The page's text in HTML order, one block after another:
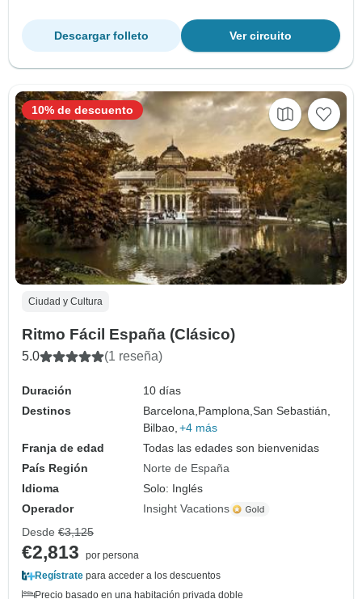
Ver circuito
Descargar folleto
Ciudad y Cultura
Ritmo Fácil España (Clásico)
5.0 (1 reseña)
Duración
10 días
Destinos
Barcelona, Pamplona,San Sebastián,
Bilbao, +4 más
Franja de edad
Todas las edades son bienvenidas
País Región
Norte de España
Idioma
Solo: Inglés
Operador
Insight Vacations
10% de descuento
Desde €3,125
€2,813
por persona
Regístrate para acceder a los descuentos
Precio basado en una habitación privada doble